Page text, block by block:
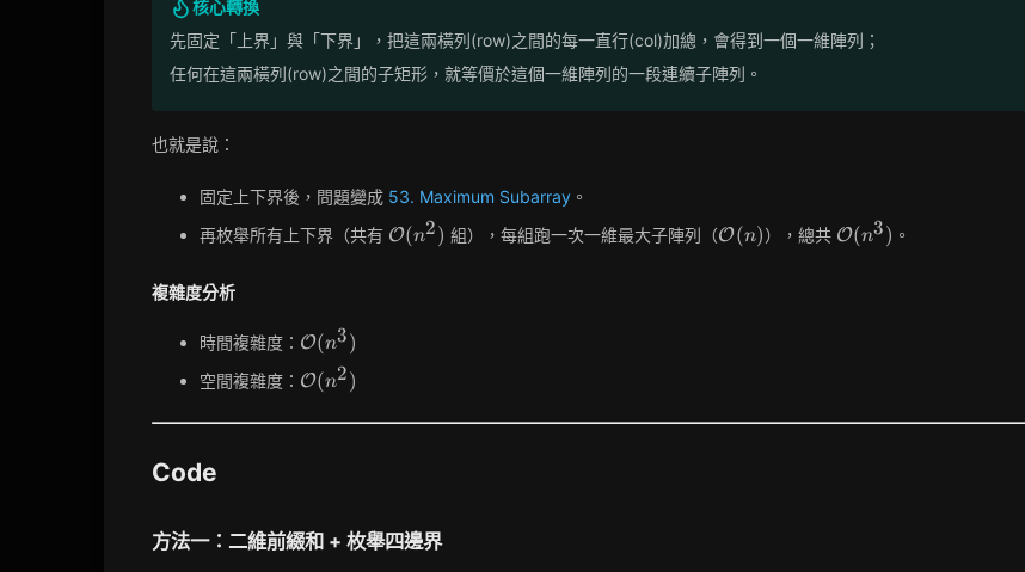
核心轉換
先固定「上界」與「下界」，把這兩橫列(row)之間的每一直行(col)加總，會得到一個一維陣列；
任何在這兩橫列(row)之間的子矩形，就等價於這個一維陣列的一段連續子陣列。
也就是說：
固定上下界後，問題變成 53. Maximum Subarray 。
再枚舉所有上下界（共有 \mathcal{O}
(n^2)
O(n2) 組），每組跑一次一維最大子陣列（\mathcal{O}
(n)
O(n)），總共 \mathcal{O}
(n^3)
O(n3) 。
複雜度分析
時間複雜度： \mathcal{O}
(n^3)
O(n3)
空間複雜度： \mathcal{O}
O(n2)
Code
方法一：二維前綴和 + 枚舉四邊界